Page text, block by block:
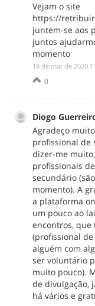
Vejam o site
https://
juntem-se aos
juntos
momento
‎18 de mar de 2020
0
Diogo
Agradeço
profissional de
dizer-me
profissionais
secundário
momento). A
a plataforma
um pouco ao
encontros,
(profissional
alguém com
ser voluntário
muito pouco).
de divulgação,
há vários e